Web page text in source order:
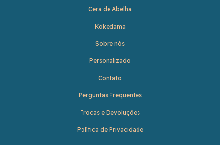
Cera de Abelha
Kokedama
Sobre nós
Personalizado
Contato
Perguntas Frequentes
Trocas e Devoluções
Política de Privacidade